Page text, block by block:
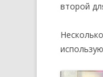
второй